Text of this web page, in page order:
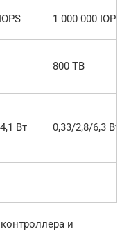
1 000 000 IOPS
800 ТВ
Вт 0,33/2,8/6,3 Вт
и